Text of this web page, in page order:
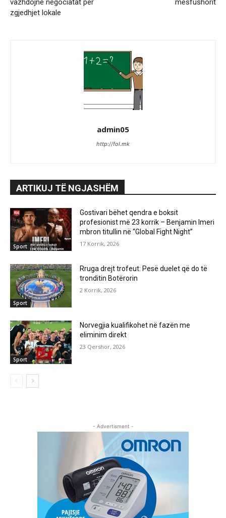
vazhdojnë negociatat për
zgjedhjet lokale
mesfushorit
admin05
http://fol.mk
ARTIKUJ TË NGJASHËM
Sport
Gostivari bëhet qendra e boksit
profesionist më 23 korrik – Benjamin Imeri
mbron titullin në “Global Fight Night”
17 Korrik, 2026
Sport
Rruga drejt trofeut: Pesë duelet që do të
tronditin Botërorin
2 Korrik, 2026
Sport
Norvegjia kualifikohet në fazën me
eliminim direkt
23 Qershor, 2026
- Advertisment -